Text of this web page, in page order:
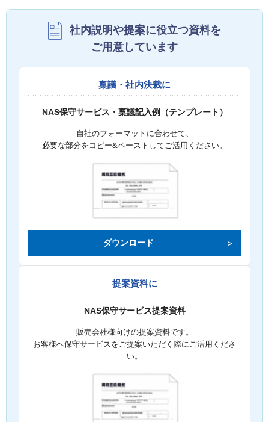
社内説明や提案に役立つ資料を
ご用意しています
稟議・社内決裁に
NAS保守サービス・稟議記入例（テンプレート）
自社のフォーマットに合わせて、
必要な部分をコピー&ペーストしてご活用ください。
ダウンロード
提案資料に
NAS保守サービス提案資料
販売会社様向けの提案資料です。
お客様へ保守サービスをご提案いただく際にご活用くださ
い。